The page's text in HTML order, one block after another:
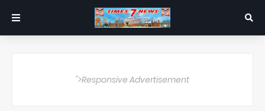
">Responsive Advertisement